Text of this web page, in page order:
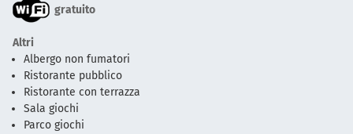
gratuito
Altri
Albergo non fumatori
Ristorante pubblico
Ristorante con terrazza
Sala giochi
Parco giochi